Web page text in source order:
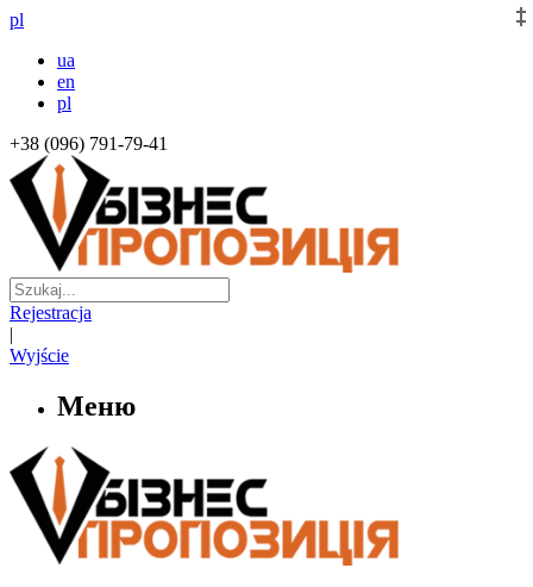
pl
ua
en
pl
+38 (096) 791-79-41
Rejestracja
|
Wyjście
Меню